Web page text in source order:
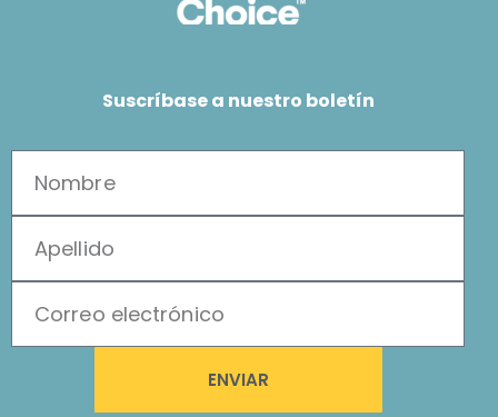
Suscríbase a nuestro boletín
ENVIAR